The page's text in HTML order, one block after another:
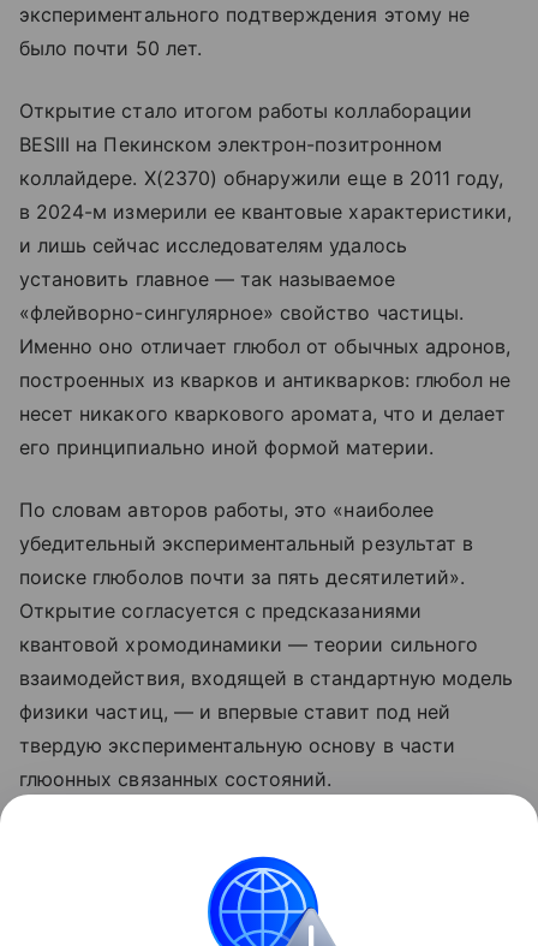
экспериментального подтверждения этому не
было почти 50 лет.
Открытие стало итогом работы коллаборации
BESIII на Пекинском электрон-позитронном
коллайдере. X(2370) обнаружили еще в 2011 году,
в 2024-м измерили ее квантовые характеристики,
и лишь сейчас исследователям удалось
установить главное — так называемое
«флейворно-сингулярное» свойство частицы.
Именно оно отличает глюбол от обычных адронов,
построенных из кварков и антикварков: глюбол не
несет никакого кварковогo аромата, что и делает
его принципиально иной формой материи.
По словам авторов работы, это «наиболее
убедительный экспериментальный результат в
поиске глюболов почти за пять десятилетий».
Открытие согласуется с предсказаниями
квантовой хромодинамики — теории сильного
взаимодействия, входящей в стандартную модель
физики частиц, — и впервые ставит под ней
твердую экспериментальную основу в части
глюонных связанных состояний.
получить картину поведения
внутри атомных ядер.